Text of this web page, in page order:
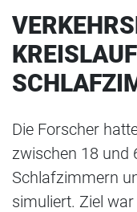
Die Forscher
zwischen 18 und
Schlafzimmern
simuliert. Ziel